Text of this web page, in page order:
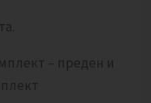
– преден и